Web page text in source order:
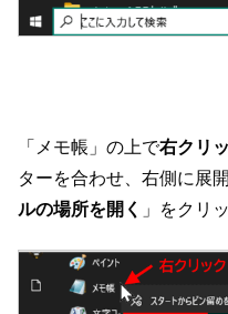
「メモ帳」の上で右クリ
ターを合わせ、右側に展
ルの場所を開く 」をクリ